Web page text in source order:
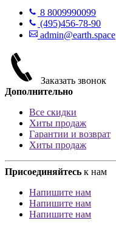
8 8009990099
(495)456-78-90
admin@earth.space
Заказать звонок
Дополнительно
Все скидки
Хиты продаж
Гарантии и возврат
Хиты продаж
Присоединяйтесь к нам
Напишите нам
Напишите нам
Напишите нам